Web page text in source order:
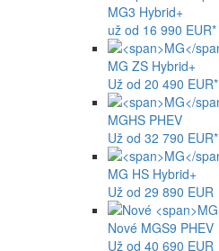
MG3 Hybrid+
už od 16 990 EUR*
MG ZS Hybrid+
Už od 20 490 EUR*
MGHS PHEV
Už od 32 790 EUR*
MG HS Hybrid+
Už od 29 890 EUR
Nové MGS9 PHEV
Už od 40 690 EUR